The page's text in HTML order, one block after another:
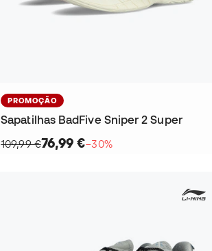
PROMOÇÃO
Sapatilhas BadFive Sniper 2 Super
109,99 €76,99 €−30%